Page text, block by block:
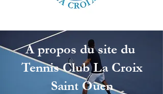
A propos du site du
Tennis Club La Croix
Saint Ouen